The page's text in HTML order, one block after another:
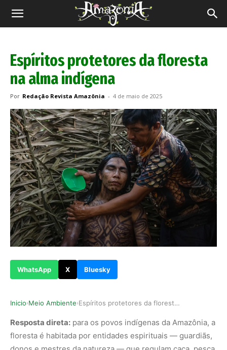
Revista
Espíritos protetores da floresta
na alma indígena
Por Redação Revista Amazônia - 4 de maio de 2025
WhatsApp X Bluesky
Inicio›Meio Ambiente› Espíritos protetores da floresta na alma indígena
Resposta direta: para os povos indígenas da Amazônia, a
floresta é habitada por entidades espirituais — guardiãs,